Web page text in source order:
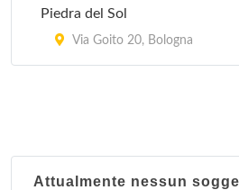
Piedra del Sol
Via Goito 20, Bologna
Attualmente nessun